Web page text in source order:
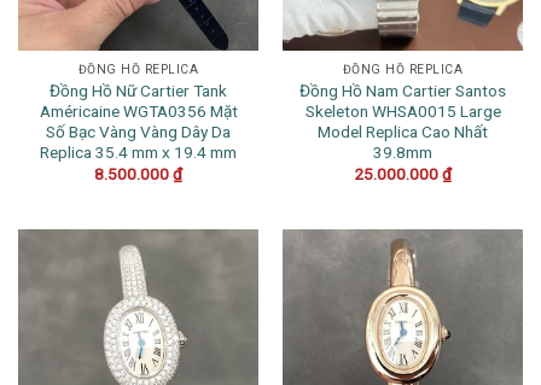
ĐỒNG HỒ REPLICA
Đồng Hồ Nữ Cartier Tank
Américaine WGTA0356 Mặt
Số Bạc Vàng Vàng Dây Da
Replica 35.4 mm x 19.4 mm
8.500.000₫
ĐỒNG HỒ REPLICA
Đồng Hồ Nam Cartier Santos
Skeleton WHSA0015 Large
Model Replica Cao Nhất
39.8mm
25.000.000₫